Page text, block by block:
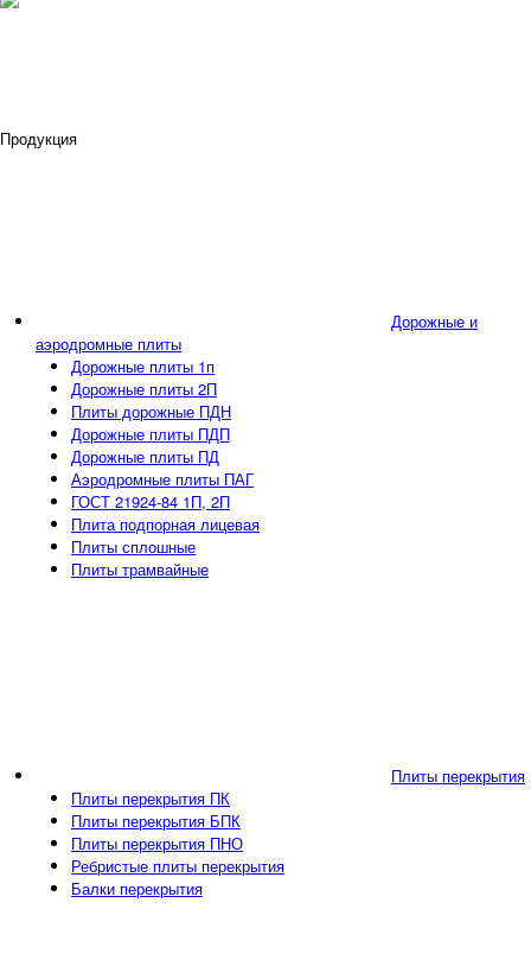
Продукция
Дорожные и
аэродромные плиты
Дорожные плиты 1п
Дорожные плиты 2П
Плиты дорожные ПДН
Дорожные плиты ПДП
Дорожные плиты ПД
Аэродромные плиты ПАГ
ГОСТ 21924-84 1П, 2П
Плита подпорная лицевая
Плиты сплошные
Плиты трамвайные
Плиты перекрытия
Плиты перекрытия ПК
Плиты перекрытия БПК
Плиты перекрытия ПНО
Ребристые плиты перекрытия
Балки перекрытия